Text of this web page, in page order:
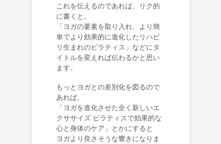
これを伝えるのであれば、リク的
に書くと。
「ヨガの要素を取り入れ、より簡
単でより効果的に進化したリハビ
リ生まれのピラティス」などにタ
イトルを変えれば伝わるかと思い
ます。
もっとヨガとの差別化を図るので
あれば、
「ヨガを進化させた全く新しいエ
クササイズ ピラティスで効果的な
心と身体のケア」とかにすると
ヨガより良さそうな響きになりま